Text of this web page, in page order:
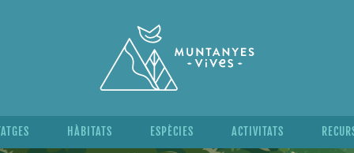
HÀBITATS ESPÈCIES ACTIVITATS